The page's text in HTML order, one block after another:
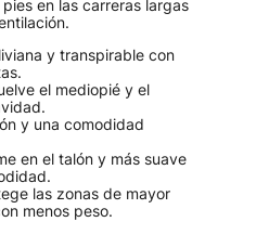
en las carreras largas
y transpirable con
el mediopié y el
y una comodidad
en el talón y más suave
las zonas de mayor
menos peso.